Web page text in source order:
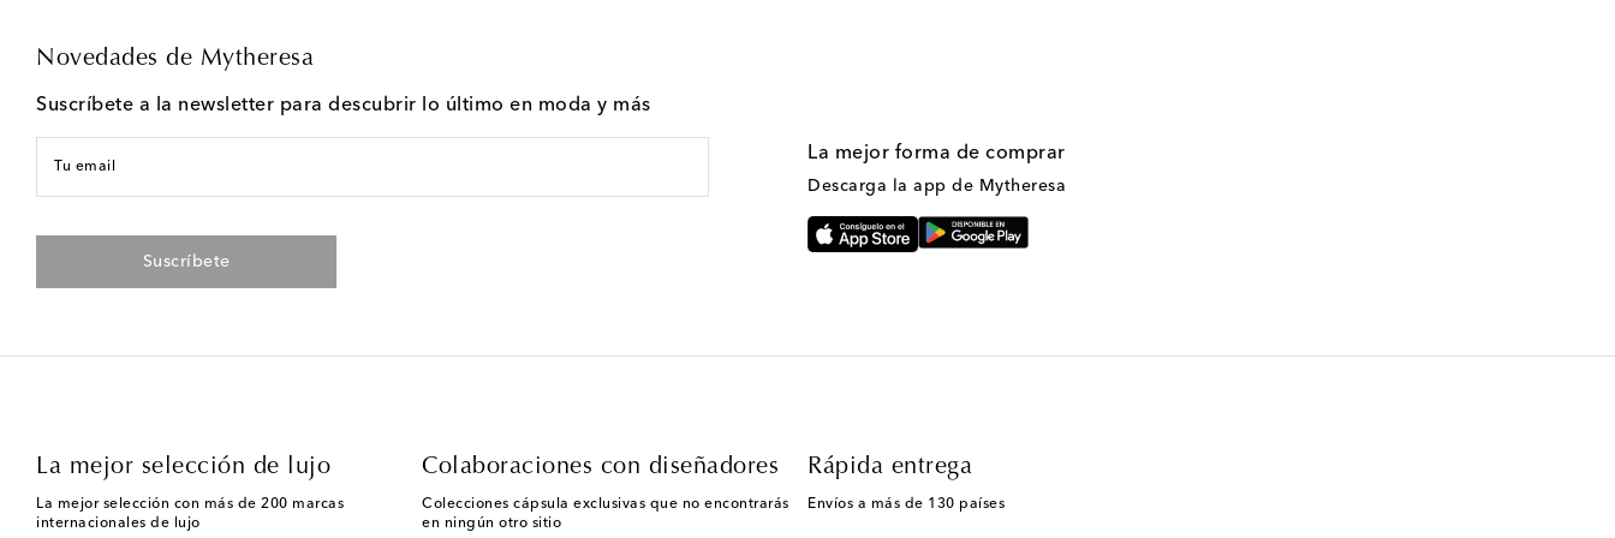
Novedades de Mytheresa
Suscríbete a la newsletter para descubrir lo último en moda y más
Tu email
Suscríbete
La mejor forma de comprar
Descarga la app de Mytheresa
La mejor selección de lujo
La mejor selección con más de 200 marcas
internacionales de lujo
Colaboraciones con diseñadores
Colecciones cápsula exclusivas que no encontrarás
en ningún otro sitio
Rápida entrega
Envíos a más de 130 países